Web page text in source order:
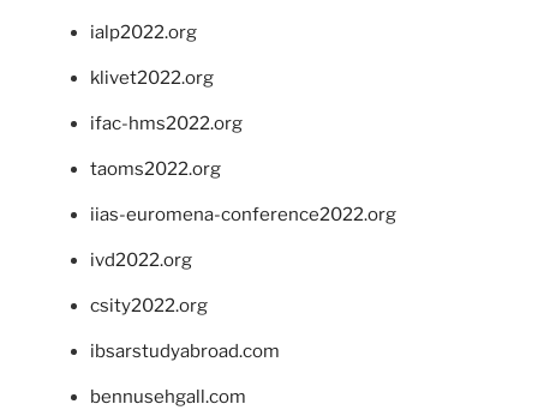
ialp2022.org
klivet2022.org
ifac-hms2022.org
taoms2022.org
iias-euromena-conference2022.org
ivd2022.org
csity2022.org
ibsarstudyabroad.com
bennusehgall.com